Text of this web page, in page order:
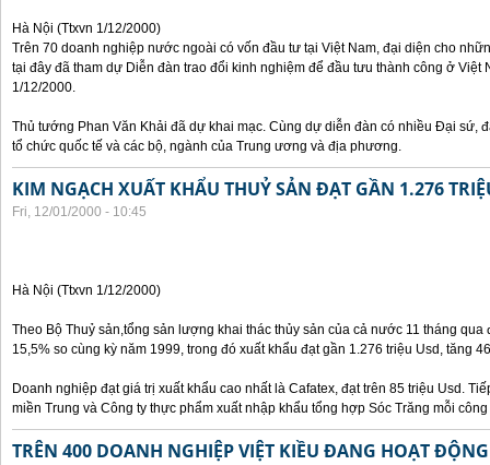
Hà Nội (Ttxvn 1/12/2000)
Trên 70 doanh nghiệp nước ngoài có vốn đầu tư tại Việt Nam, đại diện cho
tại đây đã tham dự Diễn đàn trao đổi kinh nghiệm để đầu tưu thành công ở Việt
1/12/2000.
Thủ tướng Phan Văn Khải đã dự khai mạc. Cùng dự diễn đàn có nhiều Đại sứ,
tổ chức quốc tế và các bộ, ngành của Trung ương và địa phương.
KIM NGẠCH XUẤT KHẨU THUỶ SẢN ĐẠT GẦN 1.276
Fri, 12/01/2000 - 10:45
Hà Nội (Ttxvn 1/12/2000)
Theo Bộ Thuỷ sản,tổng sản lượng khai thác thủy sản của cả nước 11 tháng qua
15,5% so cùng kỳ năm 1999, trong đó xuất khẩu đạt gần 1.276 triệu Usd, tăng
Doanh nghiệp đạt giá trị xuất khẩu cao nhất là Cafatex, đạt trên 85 triệu Usd.
miền Trung và Công ty thực phẩm xuất nhập khẩu tổng hợp Sóc Trăng mỗi
TRÊN 400 DOANH NGHIỆP VIỆT KIỀU ĐANG HOẠT